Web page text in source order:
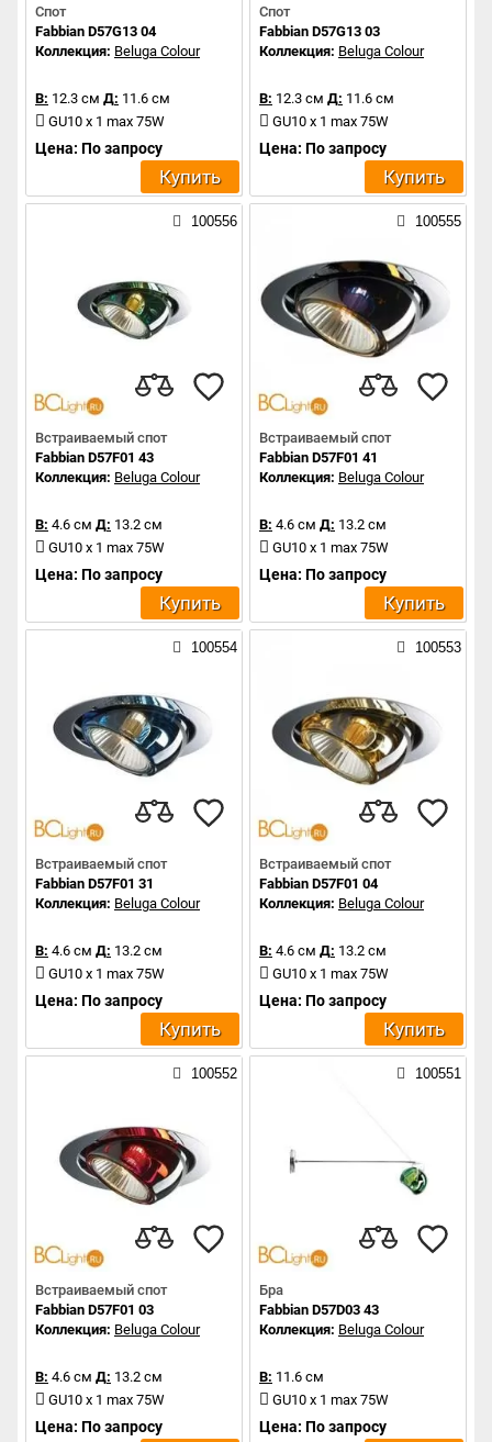
Спот
Fabbian D57G13 04
Коллекция: Beluga Colour
В: 12.3 см Д: 11.6 см
GU10 x 1 max 75W
Цена: По запросу
Купить
Спот
Fabbian D57G13 03
Коллекция: Beluga Colour
В: 12.3 см Д: 11.6 см
GU10 x 1 max 75W
Цена: По запросу
Купить
100556
Встраиваемый спот
Fabbian D57F01 43
Коллекция: Beluga Colour
В: 4.6 см Д: 13.2 см
GU10 x 1 max 75W
Цена: По запросу
Купить
100555
Встраиваемый спот
Fabbian D57F01 41
Коллекция: Beluga Colour
В: 4.6 см Д: 13.2 см
GU10 x 1 max 75W
Цена: По запросу
Купить
100554
Встраиваемый спот
Fabbian D57F01 31
Коллекция: Beluga Colour
В: 4.6 см Д: 13.2 см
GU10 x 1 max 75W
Цена: По запросу
Купить
100553
Встраиваемый спот
Fabbian D57F01 04
Коллекция: Beluga Colour
В: 4.6 см Д: 13.2 см
GU10 x 1 max 75W
Цена: По запросу
Купить
100552
Встраиваемый спот
Fabbian D57F01 03
Коллекция: Beluga Colour
В: 4.6 см Д: 13.2 см
GU10 x 1 max 75W
Цена: По запросу
100551
Бра
Fabbian D57D03 43
Коллекция: Beluga Colour
В: 11.6 см
GU10 x 1 max 75W
Цена: По запросу